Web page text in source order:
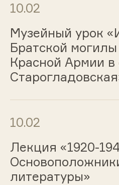
10.02
Музейный урок
Братской
Красной Армии в
10.02
Лекция «1920-
литературы»